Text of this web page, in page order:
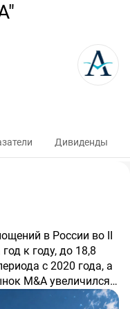
Дивиденды
к году, до 18,8
с 2020 года, а
M&A увеличился
агентство